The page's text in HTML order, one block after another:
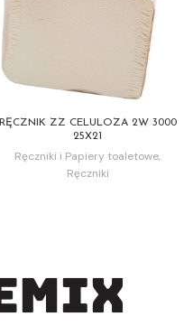
RĘCZNIK ZZ CELULOZA 2W 3000
25X21
Ręczniki i Papiery toaletowe,
Ręczniki